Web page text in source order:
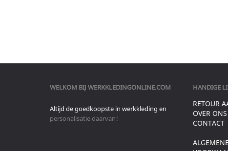
WELKOM BIJ WERKKLEDINGONLINE.COM
Altijd de goedkoopste in werkkleding en
personalisatie daarvan!
HANDIGE
RETOUR
OVER ONS
CONTACT
ALGEMENE